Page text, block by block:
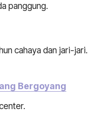
panggung.
cahaya dan jari-jari.
Bergoyang